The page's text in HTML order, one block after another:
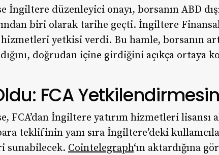
İngiltere düzenleyici onayı, borsanın ABD
biri olarak tarihe geçti. İngiltere
hizmetleri yetkisi verdi. Bu hamle, borsanın
doğrudan içine girdiğini açıkça ortaya
FCA
FCA’dan İngiltere yatırım hizmetleri lisansı
teklifinin yanı sıra İngiltere’deki
sunabilecek. Cointelegraph‘ın aktardığına